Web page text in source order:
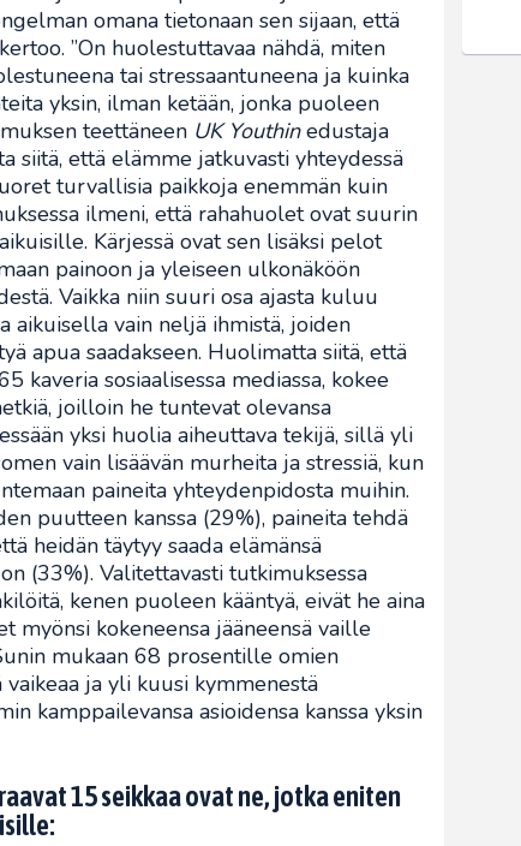
omana tietonaan sen sijaan, että
”On huolestuttavaa nähdä, miten
tai stressaantuneena ja kuinka
yksin, ilman ketään, jonka puoleen
teettäneen UK Youthinedustaja
siitä, että elämme jatkuvasti yhteydessä
turvallisia paikkoja enemmän kuin
ilmeni, että rahahuolet ovat suurin
Kärjessä ovat sen lisäksi pelot
painoon ja yleiseen ulkonäköön
Vaikka niin suuri osa ajasta kuluu
aikuisella vain neljä ihmistä, joiden
apua saadakseen. Huolimatta siitä, että
kaveria sosiaalisessa mediassa, kokee
joilloin he tuntevat olevansa
yksi huolia aiheuttava tekijä, sillä yli
vain lisäävän murheita ja stressiä, kun
paineita yhteydenpidosta muihin.
puutteen kanssa (29%), paineita tehdä
heidän täytyy saada elämänsä
(33%). Valitettavasti tutkimuksessa
kenen puoleen kääntyä, eivät he aina
myönsi kokeneensa jääneensä vaille
mukaan 68 prosentille omien
ja yli kuusi kymmenestä
kamppailevansa asioidensa kanssa yksin
15 seikkaa ovat ne, jotka eniten